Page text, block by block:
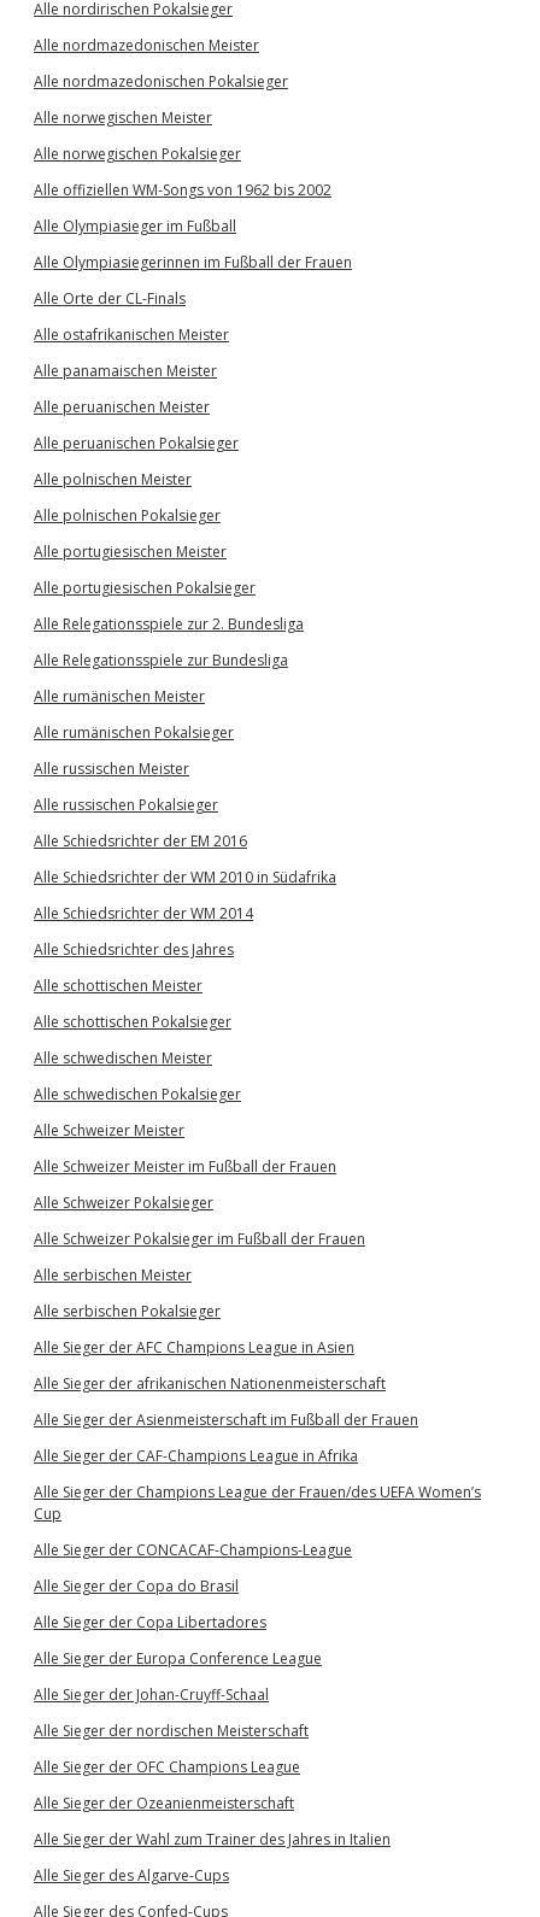
Alle nordirischen Pokalsieger
Alle nordmazedonischen Meister
Alle nordmazedonischen Pokalsieger
Alle norwegischen Meister
Alle norwegischen Pokalsieger
Alle offiziellen WM-Songs von 1962 bis 2002
Alle Olympiasieger im Fußball
Alle Olympiasiegerinnen im Fußball der Frauen
Alle Orte der CL-Finals
Alle ostafrikanischen Meister
Alle panamaischen Meister
Alle peruanischen Meister
Alle peruanischen Pokalsieger
Alle polnischen Meister
Alle polnischen Pokalsieger
Alle portugiesischen Meister
Alle portugiesischen Pokalsieger
Alle Relegationsspiele zur 2. Bundesliga
Alle Relegationsspiele zur Bundesliga
Alle rumänischen Meister
Alle rumänischen Pokalsieger
Alle russischen Meister
Alle russischen Pokalsieger
Alle Schiedsrichter der EM 2016
Alle Schiedsrichter der WM 2010 in Südafrika
Alle Schiedsrichter der WM 2014
Alle Schiedsrichter des Jahres
Alle schottischen Meister
Alle schottischen Pokalsieger
Alle schwedischen Meister
Alle schwedischen Pokalsieger
Alle Schweizer Meister
Alle Schweizer Meister im Fußball der Frauen
Alle Schweizer Pokalsieger
Alle Schweizer Pokalsieger im Fußball der Frauen
Alle serbischen Meister
Alle serbischen Pokalsieger
Alle Sieger der AFC Champions League in Asien
Alle Sieger der afrikanischen Nationenmeisterschaft
Alle Sieger der Asienmeisterschaft im Fußball der Frauen
Alle Sieger der CAF-Champions League in Afrika
Alle Sieger der Champions League der Frauen/des UEFA Women’s
Cup
Alle Sieger der CONCACAF-Champions-League
Alle Sieger der Copa do Brasil
Alle Sieger der Copa Libertadores
Alle Sieger der Europa Conference League
Alle Sieger der Johan-Cruyff-Schaal
Alle Sieger der nordischen Meisterschaft
Alle Sieger der OFC Champions League
Alle Sieger der Ozeanienmeisterschaft
Alle Sieger der Wahl zum Trainer des Jahres in Italien
Alle Sieger des Algarve-Cups
Alle Sieger des Confed-Cups